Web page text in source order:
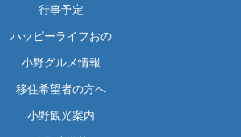
行事予定
ハッピーライフおの
小野グルメ情報
移住希望者の方へ
小野観光案内